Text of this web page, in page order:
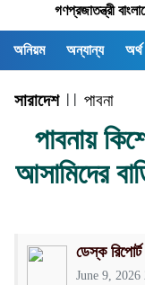
গণপ্রজাতন্ত্রী
অনিয়ম অন্যান্য
সারাদেশ| | পাবনা
পাবনায়
আসামিদের
ডেস্ক রিপোর্ট
June 9, 2026